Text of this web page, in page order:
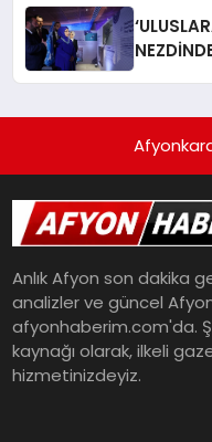
Anlık Afyon son dakika
analizler ve güncel
afyonhaberim.com'da.
kaynağı olarak, ilkeli
hizmetinizdeyiz.